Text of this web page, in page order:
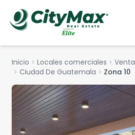
Inicio chevron_right Locales comerciales chevron_right Venta
chevron_right Ciudad De Guatemala chevron_right Zona 10